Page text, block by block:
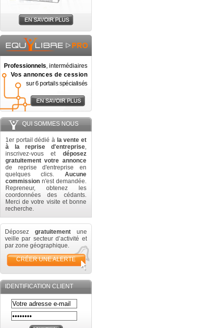
Professionnels, intermédiaires
Vos annonces de cession
sur 6 portails spécialisés
QUI SOMMES NOUS
1er portail dédié à la vente et
à la reprise d'entreprise,
inscrivez-vous et déposez
gratuitement votre annonce
de reprise d'entreprise en
quelques clics. Aucune
commission n'est demandée.
Repreneur, obtenez les
coordonnées des cédants.
Merci de votre visite et bonne
recherche.
Déposez gratuitement une
veille par secteur d’activité et
par zone géographique.
CRÉER UNE ALERTE
IDENTIFICATION CLIENT